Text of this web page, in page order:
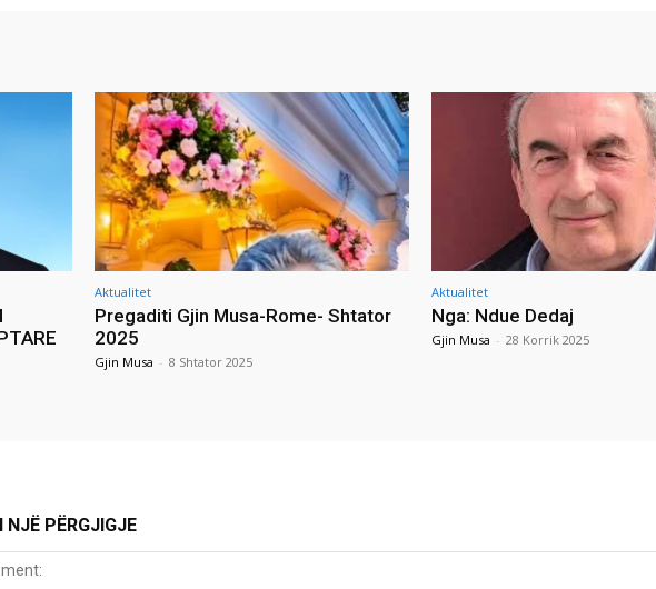
Aktualitet
Pregaditi Gjin Musa-Rome- Shtator
2025
Gjin Musa - 8 Shtator 2025
Aktualitet
Nga: Ndue Dedaj
Gjin Musa - 28 Korrik 2025
NJË PËRGJIGJE